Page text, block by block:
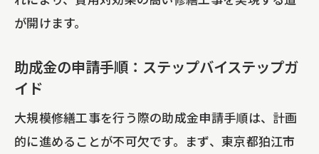
助成金を通じた安全対策の最新トレンド
助成金
安全性評価と助成金申請の関係性
が開けます。
助成金の申請手順：ステップバイステップガ
イド
大規模修繕工事を行う際の助成金申請手順は、計画
的に進めることが不可欠です。まず、東京都狛江市